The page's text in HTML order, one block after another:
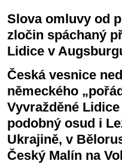
Slova omluvy od
zločin spáchaný
Lidice v
Česká vesnice
německého
Vyvražděné
podobný osud i
Ukrajině, v
Český Malín na